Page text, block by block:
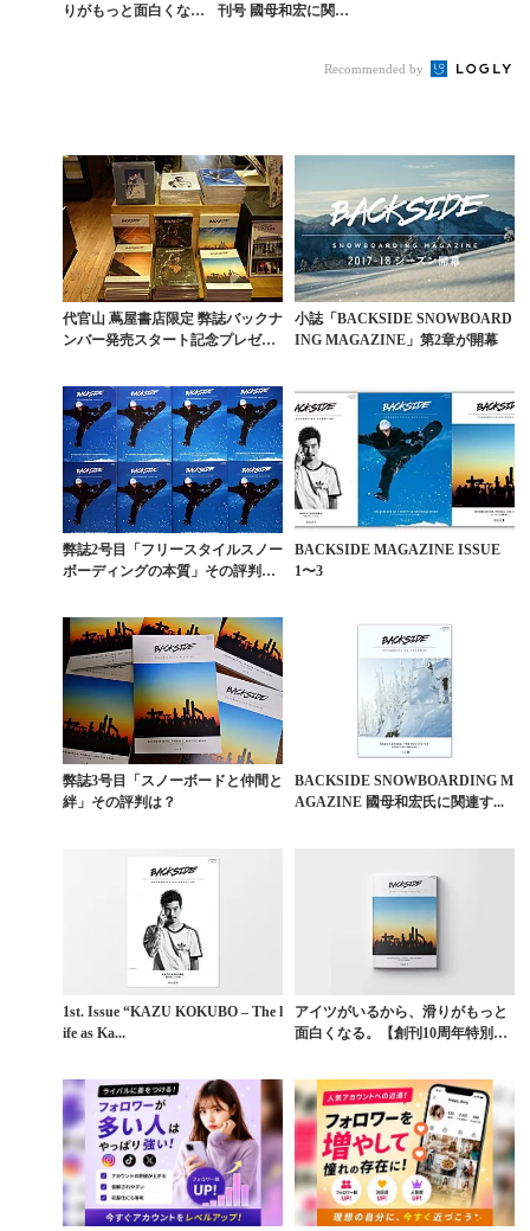
りがもっと面白くな
刊号 國母和宏に関連
Recommended by
代官山 蔦屋書店限定 弊誌バックナ
ンバー発売スタート記念プレゼン
小誌「BACKSIDE SNOWBOARD
ING MAGAZINE」第2章が開幕
弊誌2号目「フリースタイルスノー
ボーディングの本質」その評判
BACKSIDE MAGAZINE ISSUE
1〜3
弊誌3号目「スノーボードと仲間と
絆」その評判は？
BACKSIDE SNOWBOARDING M
AGAZINE 國母和宏氏に関連す...
1st. Issue “KAZU KOKUBO – The l
ife as Ka...
アイツがいるから、滑りがもっと
面白くなる。【創刊10周年特別企